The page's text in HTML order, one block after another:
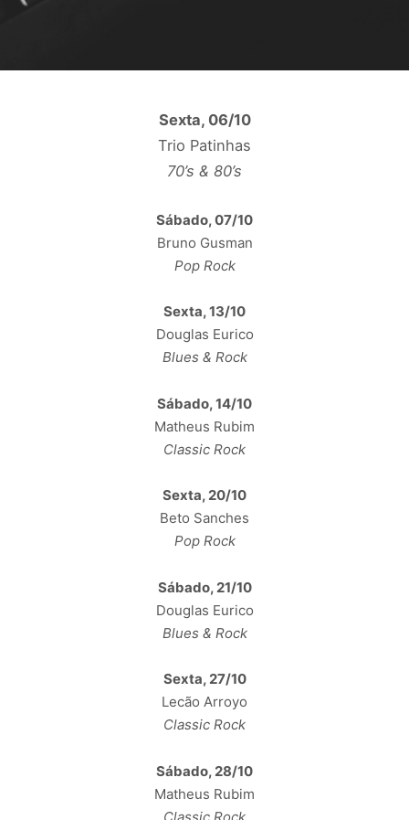
Sexta, 06/10
Trio Patinhas
70’s & 80’s
Sábado, 07/10
Bruno Gusman
PopRock
Sexta, 13/10
Douglas Eurico
Blues & Rock
Sábado, 14/10
Matheus Rubim
Classic Rock
Sexta, 20/10
Beto Sanches
Pop Rock
Sábado, 21/10
Douglas Eurico
Blues & Rock
Sexta, 27/10
Lecão Arroyo
Classic Rock
Sábado, 28/10
Matheus Rubim